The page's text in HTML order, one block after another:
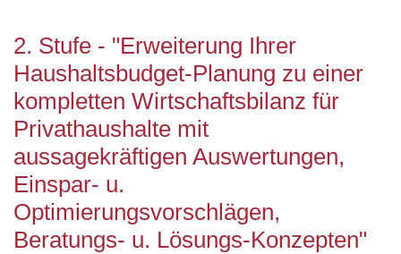
2. Stufe - "Erweiterung Ihrer
Haushaltsbudget-Planung zu einer
kompletten Wirtschaftsbilanz für
Privathaushalte mit
aussagekräftigen Auswertungen,
Einspar- u.
Optimierungsvorschlägen,
Beratungs- u. Lösungs-Konzepten"